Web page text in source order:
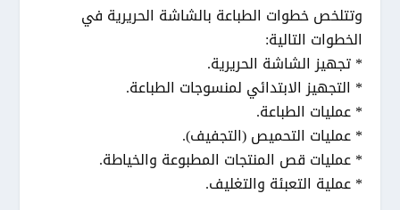
وتتلخص خطوات الطباعة بالشاشة الحريرية في
الخطوات التالية:
* تجهيز الشاشة الحريرية.
* التجهيز الابتدائي لمنسوجات الطباعة.
* عمليات الطباعة.
* عمليات التحميص (التجفيف).
* عمليات قص المنتجات المطبوعة والخياطة.
* عملية التعبئة والتغليف.